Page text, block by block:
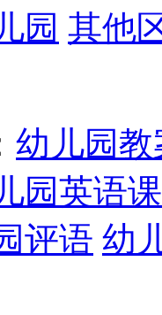
园 其他
幼儿园教
园英语
评语 幼